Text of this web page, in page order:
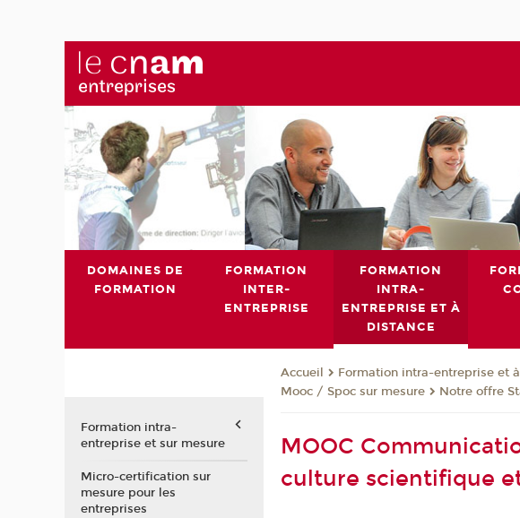
DOMAINES DE
FORMATION
FORMATION
INTER-
ENTREPRISE
FORMATION
INTRA-
ENTREPRISE ET À
DISTANCE
Accueil
Formation intra-entreprise et
Mooc / Spoc sur mesure
Notre offre
MOOC
culture scientifique
Formation intra-
entreprise et sur mesure
Micro-certification sur
mesure pour les
entreprises